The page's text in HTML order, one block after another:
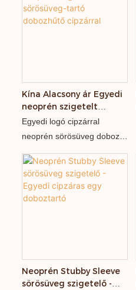
Kína Alacsony ár Egyedi
neoprén szigetelt
sörösüveg-tartó
dobozhűtő cipzárral
Egyedi logó cipzárral
neoprén sörösüveg doboz
Neoprén Stubby Sleeve
sörösüveg szigetelő -